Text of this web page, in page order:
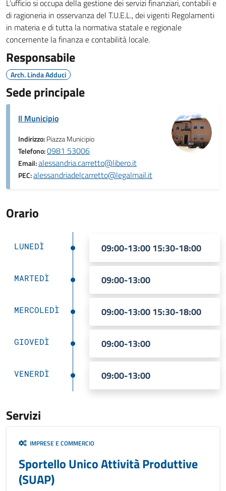
L'ufficio si occupa della gestione dei servizi finanziari, contabili e
di ragioneria in osservanza del T.U.E.L., dei vigenti Regolamenti
in materia e di tutta la normativa statale e regionale
concernente la finanza e contabilità locale.
Responsabile
Arch. Linda Adduci
Sede principale
Il Municipio
Indirizzo:Piazza Municipio
Telefono:0981 53006
Email:alessandria.carretto@libero.it
PEC:alessandriadelcarretto@legalmail.it
Orario
LUNEDÌ 09:00-13:00 15:30-18:00
MARTEDÌ 09:00-13:00
MERCOLEDÌ 09:00-13:00 15:30-18:00
GIOVEDÌ 09:00-13:00
VENERDÌ 09:00-13:00
Servizi
IMPRESE E COMMERCIO
Sportello Unico Attività Produttive
(SUAP)